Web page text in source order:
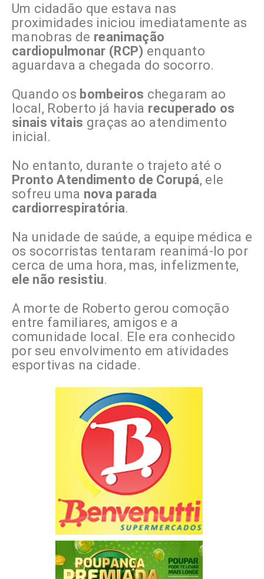
Um cidadão que estava nas
proximidades iniciou imediatamente as
manobras de reanimação
cardiopulmonar (RCP) enquanto
aguardava a chegada do socorro.
Quando os bombeiros chegaram ao
local, Roberto já havia recuperado os
sinais vitais graças ao atendimento
inicial.
No entanto, durante o trajeto até o
Pronto Atendimento de Corupá, ele
sofreu uma nova parada
cardiorrespiratória.
Na unidade de saúde, a equipe médica e
os socorristas tentaram reanimá-lo por
cerca de uma hora, mas, infelizmente,
ele não resistiu.
A morte de Roberto gerou comoção
entre familiares, amigos e a
comunidade local. Ele era conhecido
por seu envolvimento em atividades
esportivas na cidade.